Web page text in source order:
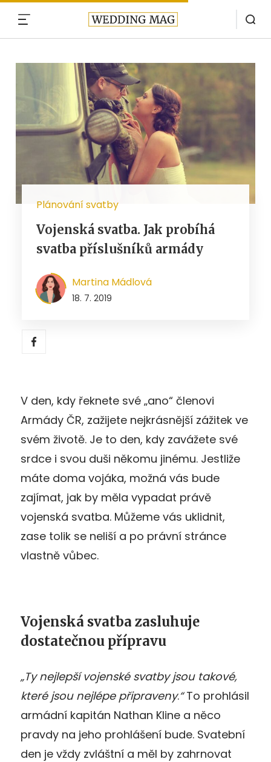
Plánování svatby
Vojenská svatba. Jak probíhá
svatba příslušníků armády
Martina Mádlová
18. 7. 2019
V den, kdy řeknete své „ano“ členovi
Armády ČR, zažijete nejkrásnější zážitek ve
svém životě. Je to den, kdy zavážete své
srdce i svou duši někomu jinému. Jestliže
máte doma vojáka, možná vás bude
zajímat, jak by měla vypadat právě
vojenská svatba. Můžeme vás uklidnit,
zase tolik se neliší a po právní stránce
vlastně vůbec.
Vojenská svatba zasluhuje
dostatečnou přípravu
„Ty nejlepší vojenské svatby jsou takové,
které jsou nejlépe připraveny.“To prohlásil
armádní kapitán Nathan Kline a něco
pravdy na jeho prohlášení bude. Svatební
den je vždy zvláštní a měl by zahrnovat